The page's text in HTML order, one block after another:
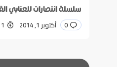
سلسلة انتصارات للعنابي
0 أكتوبر 1, 2014 1 min read